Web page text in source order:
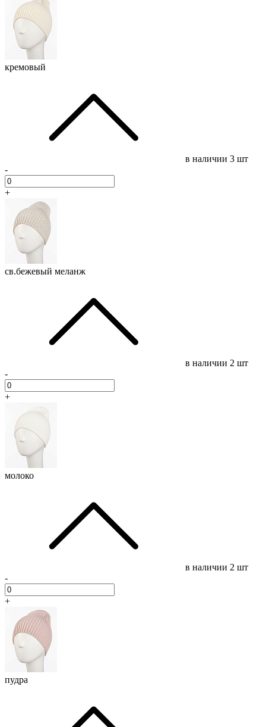
кремовый
в наличии 3 шт
-
+
св.бежевый меланж
в наличии 2 шт
-
+
молоко
в наличии 2 шт
-
+
пудра